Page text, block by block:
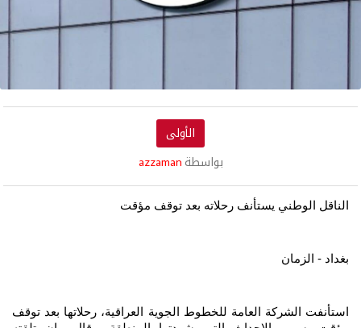
الأولى
بواسطة azzaman
الناقل الوطني يستأنف رحلاته بعد توقف مؤقت
بغداد - الزمان
استأنفت الشركة العامة للخطوط الجوية العراقية، رحلاتها بعد توقف